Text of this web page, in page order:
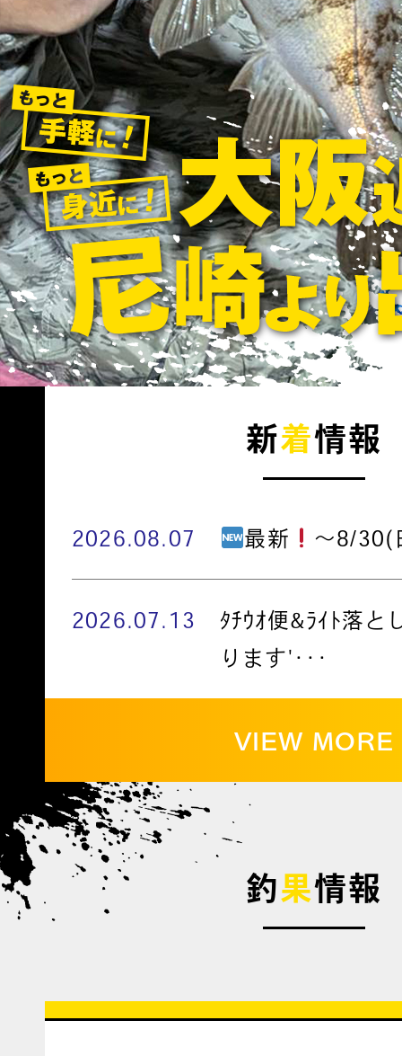
新着情報
2026.08.07 最新 ～8/30(
2026.07.13
ﾀﾁｳｵ便&ﾗｲﾄ落と
ります'･･･
VIEW MORE
釣果情報